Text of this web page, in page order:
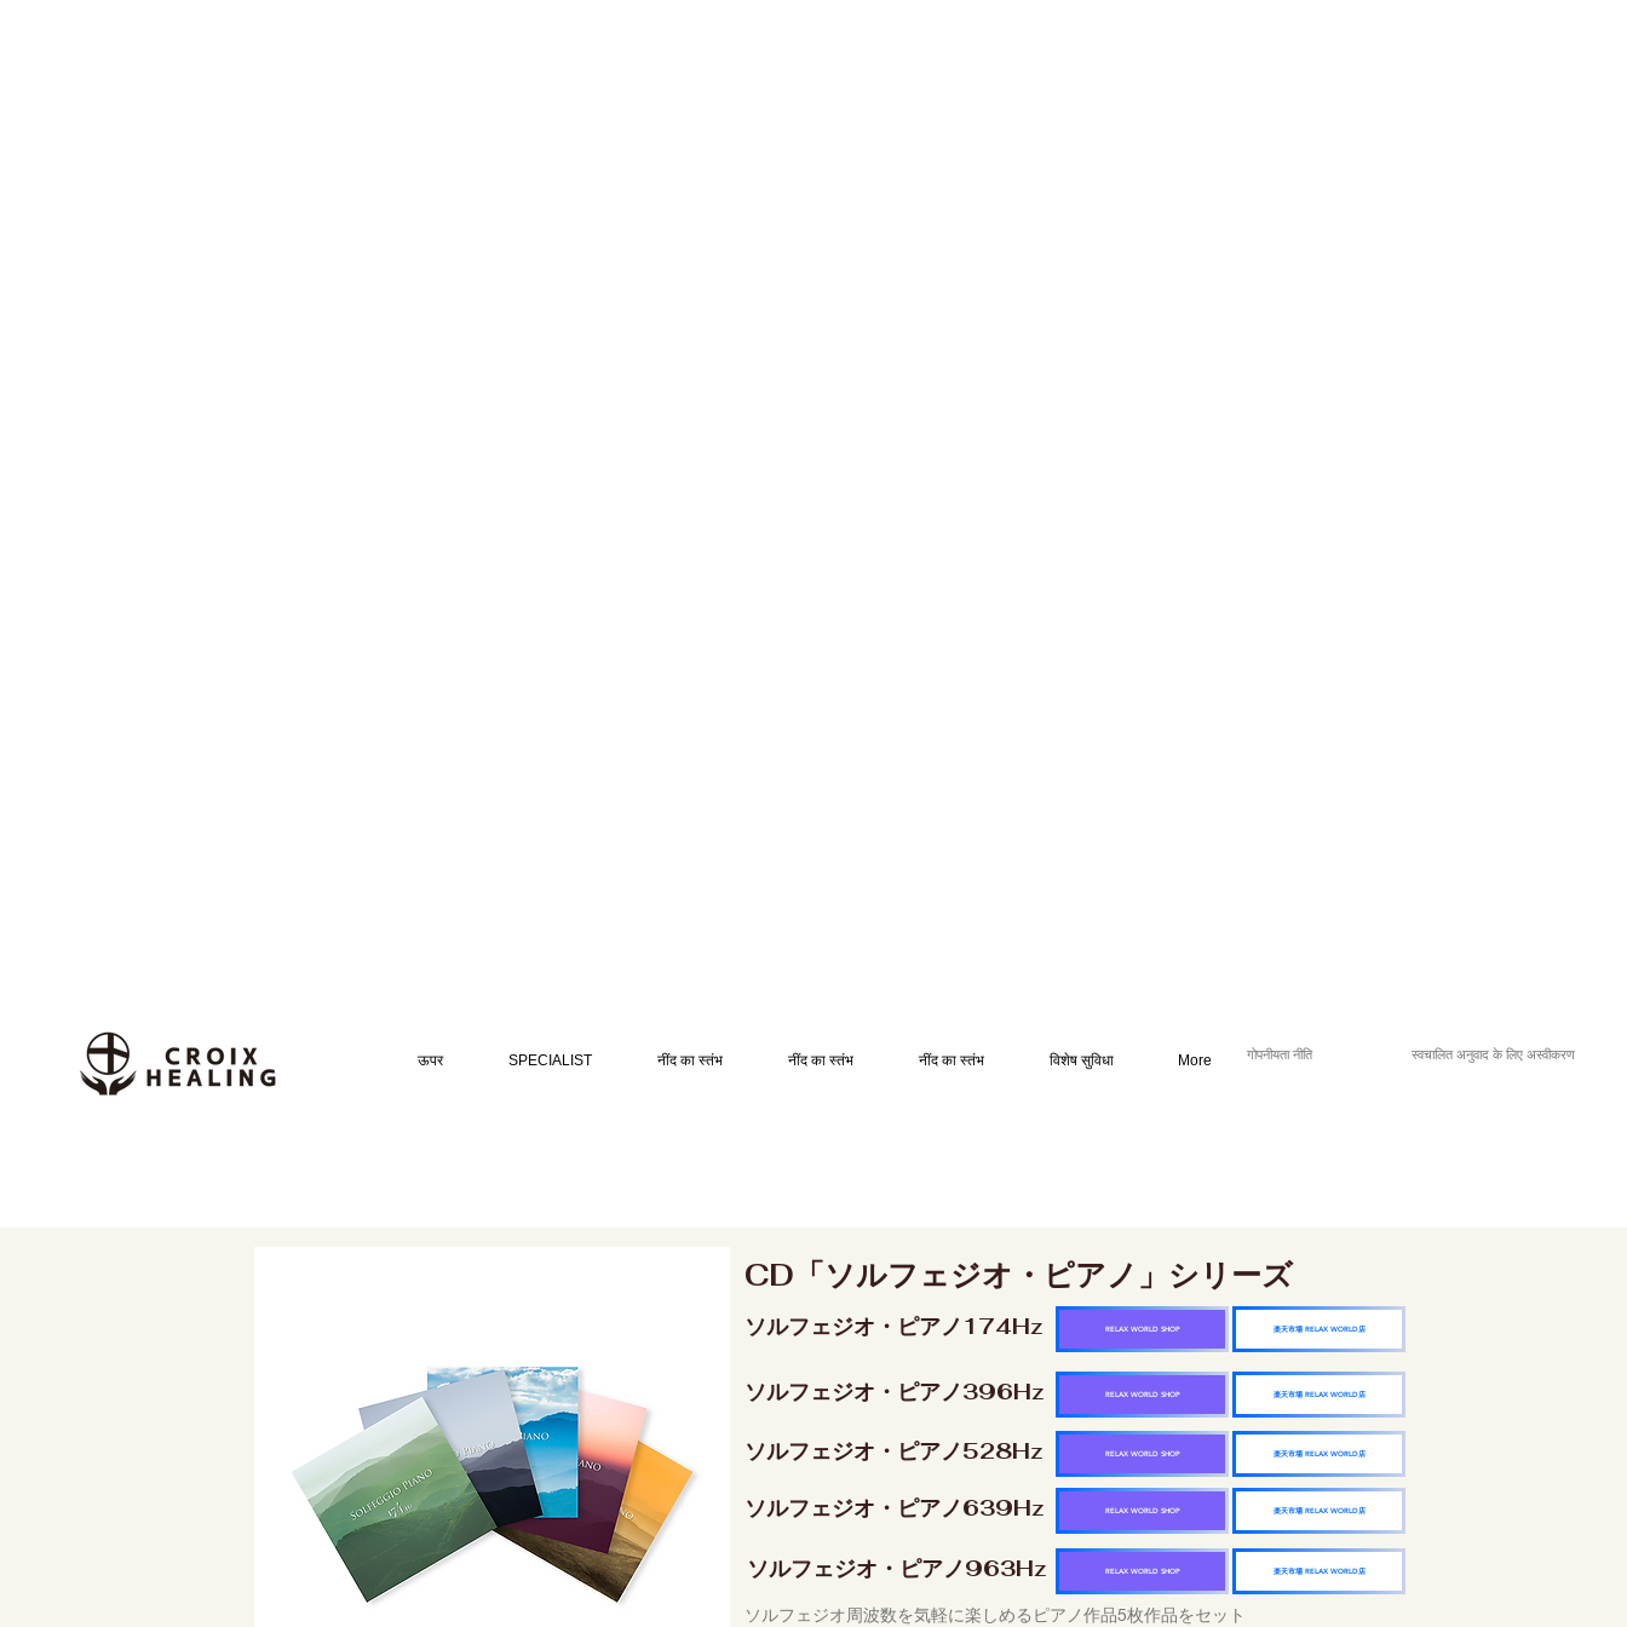
ऊपर SPECIALIST नींद का स्तंभ नींद का स्तंभ नींद का स्तंभ विशेष सुविधा More गोपनीयता नीति स्वचालित अनुवाद के लिए अस्वीकरण
CD「ソルフェジオ・ピアノ」シリーズ
ソルフェジオ・ピアノ174Hz 楽天市場 RELAX WORLD店
RELAX WORLD SHOP
ソルフェジオ・ピアノ396Hz 楽天市場 RELAX WORLD店
RELAX WORLD SHOP
ソルフェジオ・ピアノ528Hz 楽天市場 RELAX WORLD店
RELAX WORLD SHOP
ソルフェジオ・ピアノ639Hz 楽天市場 RELAX WORLD店
RELAX WORLD SHOP
ソルフェジオ・ピアノ963Hz 楽天市場 RELAX WORLD店
RELAX WORLD SHOP
ソルフェジオ周波数を気軽に楽しめるピアノ作品5枚作品をセット